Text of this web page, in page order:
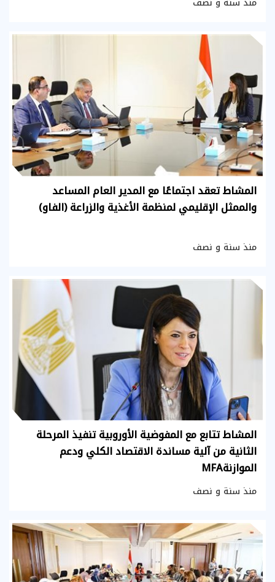
المشاط تعقد اجتماعًا مع المدير العام المساعد
والممثل الإقليمي لمنظمة الأغذية والزراعة (الفاو)
منذ سنة و نصف
المشاط تتابع مع المفوضية الأوروبية تنفيذ المرحلة
الثانية من آلية مساندة الاقتصاد الكلي ودعم
الموازنةMFA
منذ سنة و نصف